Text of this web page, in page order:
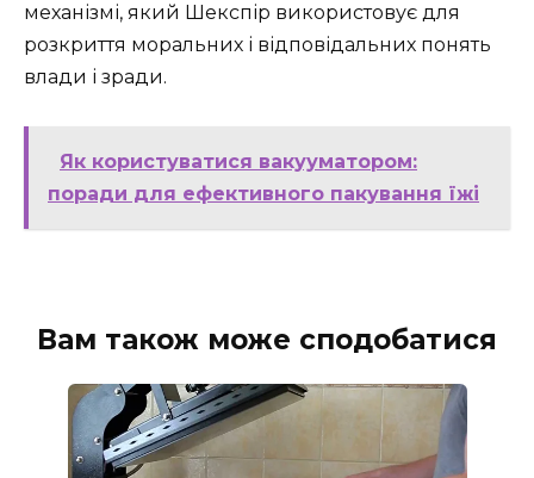
механізмі, який Шекспір використовує для
розкриття моральних і відповідальних понять
влади і зради.
Як користуватися вакууматором:
поради для ефективного пакування їжі
Вам також може сподобатися